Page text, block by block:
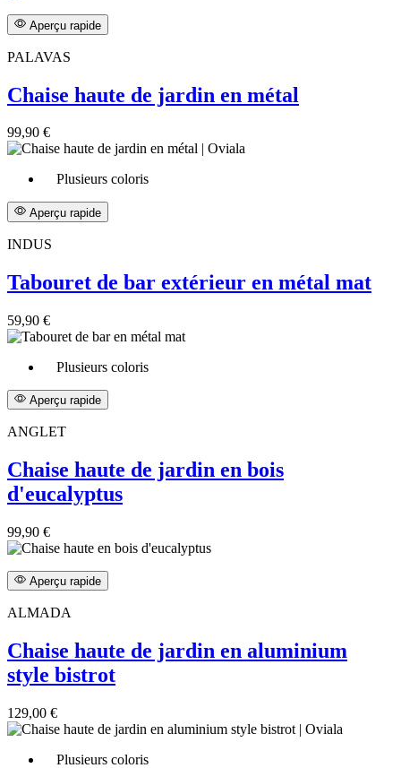
Aperçu rapide
PALAVAS
Chaise haute de jardin en métal
99,90 €
Plusieurs coloris
Aperçu rapide
INDUS
Tabouret de bar extérieur en métal mat
59,90 €
Plusieurs coloris
Aperçu rapide
ANGLET
Chaise haute de jardin en bois
d'eucalyptus
99,90 €
Aperçu rapide
ALMADA
Chaise haute de jardin en aluminium
style bistrot
129,00 €
Plusieurs coloris